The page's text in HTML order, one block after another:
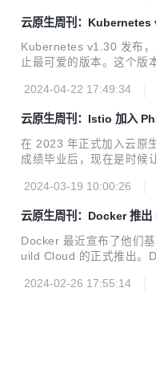
云原生周刊：Kubernetes
Kubernetes v1.30 发布
止最可爱的版本。这个版
预览版。
2024-04-22 17:49:34
云原生周刊：Istio 加入
在 2023 年正式加入云原
成绩毕业后，现在是时候
2024-03-19 10:00:26
云原生周刊：Docker 推
Docker 最近宣布了他们
uild Cloud 的正式推出。
"改善协作" 并减少镜像构
2024-02-26 17:55:14